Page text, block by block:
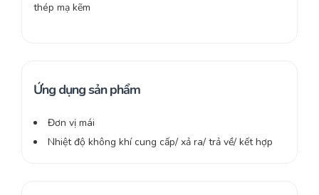
thép mạ kẽm
Ứng dụng sản phẩm
Đơn vị mái
Nhiệt độ không khí cung cấp/ xả ra/ trả về/ kết hợp